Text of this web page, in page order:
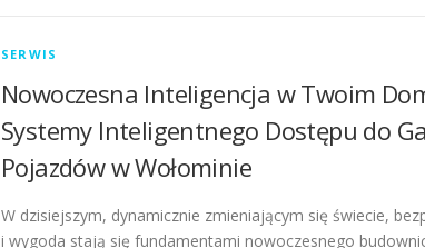
SERWIS
Nowoczesna Inteligencja w Twoim
Systemy Inteligentnego Dostępu do
Pojazdów w Wołominie
W dzisiejszym, dynamicznie zmieniającym się świecie,
i wygoda stają się fundamentami nowoczesnego